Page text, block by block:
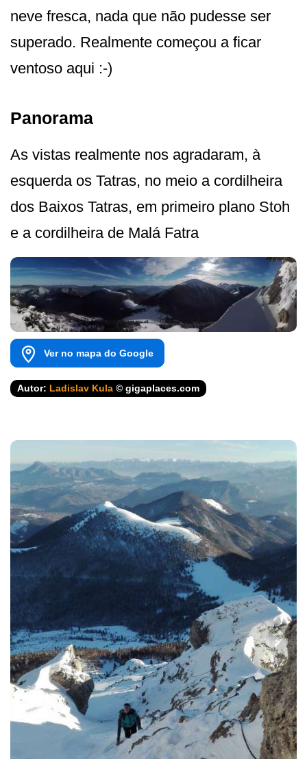
neve fresca, nada que não pudesse ser
superado. Realmente começou a ficar
ventoso aqui :-)
Panorama
As vistas realmente nos agradaram, à
esquerda os Tatras, no meio a cordilheira
dos Baixos Tatras, em primeiro plano Stoh
e a cordilheira de Malá Fatra
Ver no mapa do Google
Autor: Ladislav Kula © gigaplaces.com